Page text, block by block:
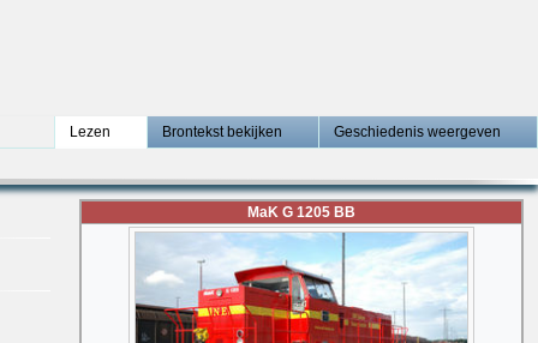
Lezen Brontekst bekijken Geschiedenis weergeven
MaK G 1205 BB